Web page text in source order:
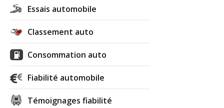
Essais automobile
Classement auto
Consommation auto
Fiabilité automobile
Témoignages fiabilité